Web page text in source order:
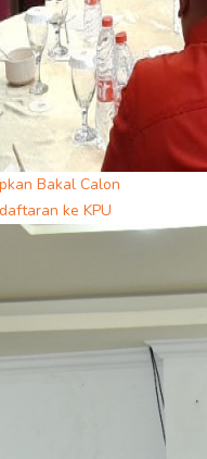
Bakal Calon
ke KPU